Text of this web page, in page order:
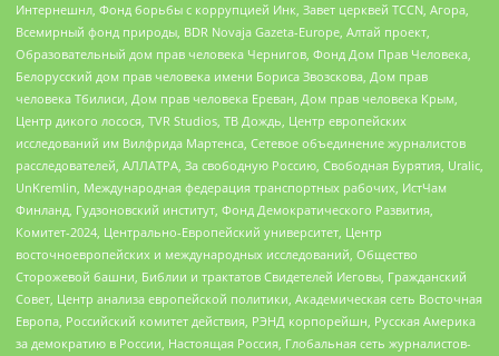
Интернешнл, Фонд борьбы с коррупцией Инк, Завет церквей TCCN, Агора,
Всемирный фонд природы, BDR Novaja Gazeta-Europe, Алтай проект,
Образовательный дом прав человека Чернигов, Фонд Дом Прав Человека,
Белорусский дом прав человека имени Бориса Звозскова, Дом прав
человека Тбилиси, Дом прав человека Ереван, Дом прав человека Крым,
Центр дикого лосося, TVR Studios, ТВ Дождь, Центр европейских
исследований им Вилфрида Мартенса, Сетевое объединение журналистов
расследователей, АЛЛАТРА, За свободную Россию, Свободная Бурятия, Uralic,
UnKremlin, Международная федерация транспортных рабочих, ИстЧам
Финланд, Гудзоновский институт, Фонд Демократического Развития,
Комитет-2024, Центрально-Европейский университет, Центр
восточноевропейских и международных исследований, Общество
Сторожевой башни, Библии и трактатов Свидетелей Иеговы, Гражданский
Совет, Центр анализа европейской политики, Академическая сеть Восточная
Европа, Российский комитет действия, РЭНД корпорейшн, Русская Америка
за демократию в России, Настоящая Россия, Глобальная сеть журналистов-